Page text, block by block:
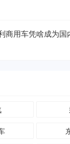
用车凭啥成为国内